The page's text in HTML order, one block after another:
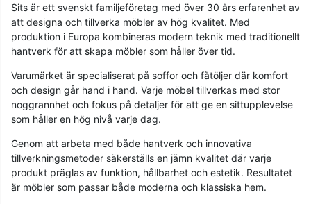
Sits är ett svenskt familjeföretag med över 30 års erfarenhet av
att designa och tillverka möbler av hög kvalitet. Med
produktion i Europa kombineras modern teknik med traditionellt
hantverk för att skapa möbler som håller över tid.
Varumärket är specialiserat på soffor och fåtöljer där komfort
och design går hand i hand. Varje möbel tillverkas med stor
noggrannhet och fokus på detaljer för att ge en sittupplevelse
som håller en hög nivå varje dag.
Genom att arbeta med både hantverk och innovativa
tillverkningsmetoder säkerställs en jämn kvalitet där varje
produkt präglas av funktion, hållbarhet och estetik. Resultatet
är möbler som passar både moderna och klassiska hem.